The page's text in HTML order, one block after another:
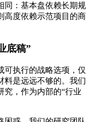
同：基本盘依赖长期规
高度依赖示范项目的商
底稿”
可执行的战略选项，仅
料是远远不够的。我们
究，作为内部的“行业